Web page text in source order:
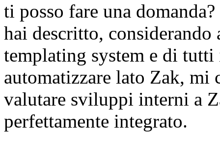
ti posso fare una
hai descritto,
templating system e di
automatizzare lato Zak, mi
valutare sviluppi interni a
perfettamente integrato.